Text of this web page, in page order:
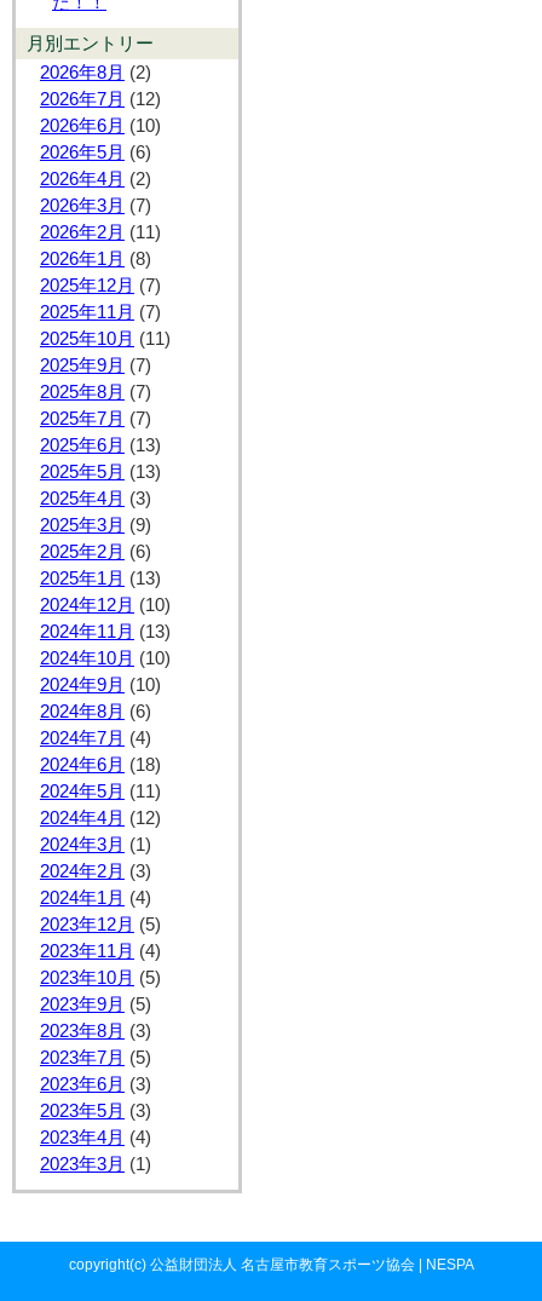
月別エントリー
2026年8月 (2)
2026年7月 (12)
2026年6月 (10)
2026年5月 (6)
2026年4月 (2)
2026年3月 (7)
2026年2月 (11)
2026年1月 (8)
2025年12月 (7)
2025年11月 (7)
2025年10月 (11)
2025年9月 (7)
2025年8月 (7)
2025年7月 (7)
2025年6月 (13)
2025年5月 (13)
2025年4月 (3)
2025年3月 (9)
2025年2月 (6)
2025年1月 (13)
2024年12月 (10)
2024年11月 (13)
2024年10月 (10)
2024年9月 (10)
2024年8月 (6)
2024年7月 (4)
2024年6月 (18)
2024年5月 (11)
2024年4月 (12)
2024年3月 (1)
2024年2月 (3)
2024年1月 (4)
2023年12月 (5)
2023年11月 (4)
2023年10月 (5)
2023年9月 (5)
2023年8月 (3)
2023年7月 (5)
2023年6月 (3)
2023年5月 (3)
2023年4月 (4)
2023年3月 (1)
copyright(c) 公益財団法人 名古屋市教育スポーツ協会 | NESPA